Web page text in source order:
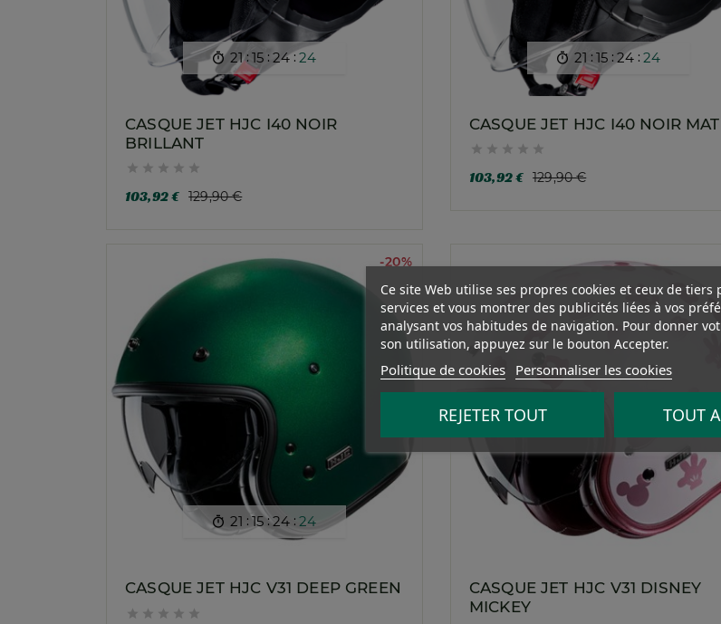
 21 : 15 : 24 : 22
CASQUE JET HJC I40 NOIR
BRILLANT
    
103,92 € 129,90 €
 21 : 15 : 24 : 22
CASQUE JET HJC I40 NOIR MAT
    
103,92 € 129,90 €
-20%
 21 : 15 :24 : 22
CASQUE JET HJC V31 DEEP GREEN
    
CASQUE JET HJC V31 DISNEY
MICKEY
Ce site Web utilise ses propres cookies et ceux de tiers
services et vous montrer des publicités liées à vos
analysant vos habitudes de navigation. Pour donner
son utilisation, appuyez sur le bouton Accepter.
Politique de cookies Personnaliser les cookies
REJETER TOUT TOUT